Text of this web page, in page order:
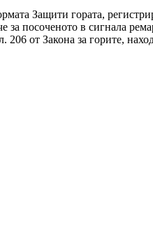
Защити гората,
за посоченото в сигнала
206 от Закона за горите,